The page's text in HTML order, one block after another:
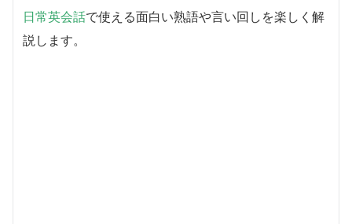
日常英会話で使える面白い熟語や言い回しを楽しく解
説します。